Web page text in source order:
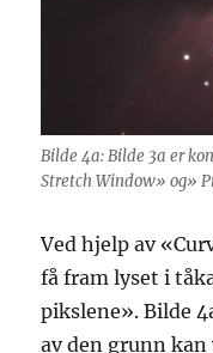
Bilde 4a: Bilde 3a er
Stretch Window» og»
Ved hjelp av
få fram lyset i
pikslene». Bilde
av den grunn